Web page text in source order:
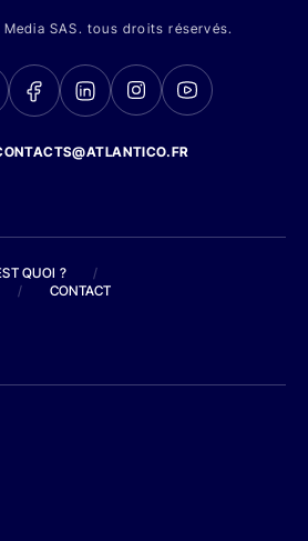
SAS. tous droits réservés.
QUOI ?
/
/ CONTACT